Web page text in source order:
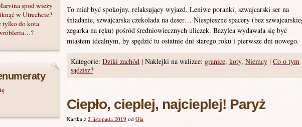
To miał być spokojny, relaksujący wyjazd. Leniwe poranki, szwajcarski ser na
śniadanie, szwajcarska czekolada na deser… Niespieszne spacery (bez
zegarka na ręku) pośród średniowiecznych uliczek. Bazylea wydawała się być
miastem idealnym, by spędzić tu ostatnie dni starego roku i pierwsze dni nowego.
Kategorie: Dziki zachód | Naklejki na walizce: granice, koty, Niemcy | Co o tym
sądzisz?
Ciepło, cieplej, najcieplej! Paryż
Kartka z 2 listopada 2019 od Ola
spod wieży
w Utrechcie?
tylko do kota